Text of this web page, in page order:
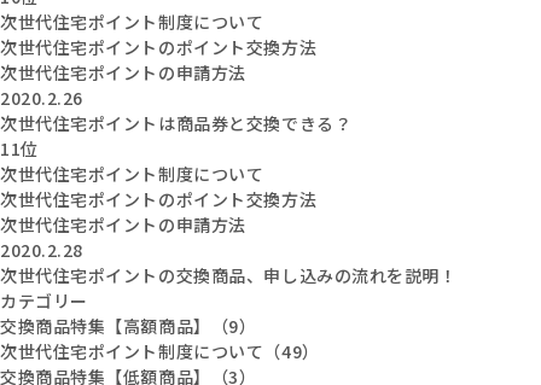
次世代住宅ポイント制度について
次世代住宅ポイントのポイント交換方法
次世代住宅ポイントの申請方法
2020.2.26
次世代住宅ポイントは商品券と交換できる？
11位
次世代住宅ポイント制度について
次世代住宅ポイントのポイント交換方法
次世代住宅ポイントの申請方法
2020.2.28
次世代住宅ポイントの交換商品、申し込みの流れを説明！
カテゴリー
交換商品特集【高額商品】（9）
次世代住宅ポイント制度について（49）
交換商品特集【低額商品】（3）